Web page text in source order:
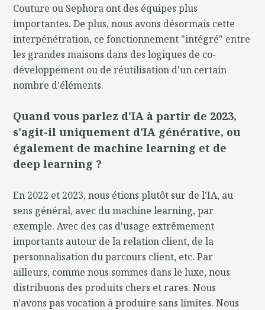
Couture ou Sephora ont des équipes plus
importantes. De plus, nous avons désormais cette
interpénétration, ce fonctionnement "intégré" entre
les grandes maisons dans des logiques de co-
développement ou de réutilisation d'un certain
nombre d'éléments.
Quand vous parlez d'IA à partir de 2023,
s'agit-il uniquement d'IA générative, ou
également de machine learning et de
deep learning ?
En 2022 et 2023, nous étions plutôt sur de l'IA, au
sens général, avec du machine learning, par
exemple. Avec des cas d'usage extrêmement
importants autour de la relation client, de la
personnalisation du parcours client, etc. Par
ailleurs, comme nous sommes dans le luxe, nous
distribuons des produits chers et rares. Nous
n'avons pas vocation à produire sans limites. Nous